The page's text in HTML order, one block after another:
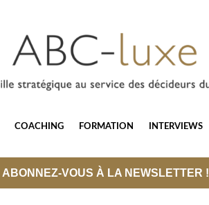
COACHING FORMATION INTERVIEWS
ABONNEZ-VOUS À LA NEWSLETTER !